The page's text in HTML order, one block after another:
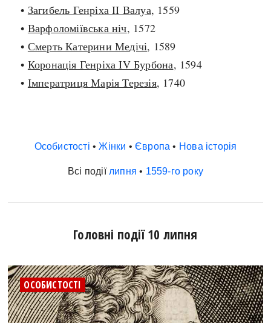
• Загибель Генріха II Валуа, 1559
• Варфоломіївська ніч, 1572
• Смерть Катерини Медічі, 1589
• Коронація Генріха IV Бурбона, 1594
• Імператриця Марія Терезія, 1740
Особистості •Жінки •Європа • Нова історія
Всі події липня • 1559-го року
Головні події 10 липня
ОСОБИСТОСТІ